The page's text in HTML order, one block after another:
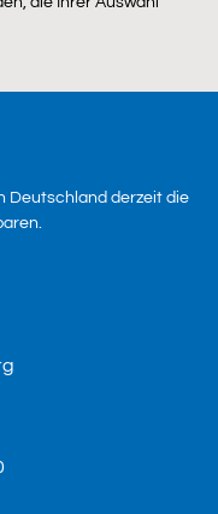
Deutschland derzeit die